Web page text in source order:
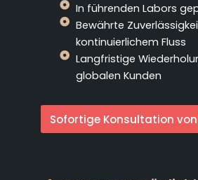
In führenden Labors
Bewährte
kontinuierlichem Fluss
Langfristige
globalen Kunden
Sofortige Konsultation